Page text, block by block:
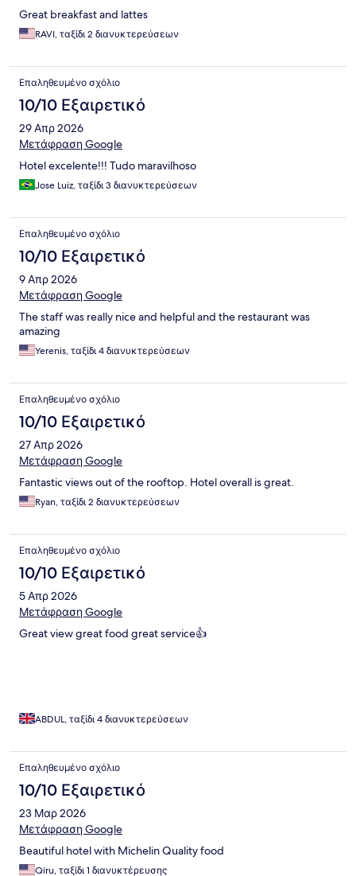
Great breakfast and lattes
RAVI, ταξίδι 2 διανυκτερεύσεων
Επαληθευμένο σχόλιο
10/10 Εξαιρετικό
29 Απρ 2026
Μετάφραση Google
Hotel excelente!!! Tudo maravilhoso
Jose Luiz, ταξίδι 3 διανυκτερεύσεων
Επαληθευμένο σχόλιο
10/10 Εξαιρετικό
9 Απρ 2026
Μετάφραση Google
The staff was really nice and helpful and the restaurant was
amazing
Yerenis, ταξίδι 4 διανυκτερεύσεων
Επαληθευμένο σχόλιο
10/10 Εξαιρετικό
27 Απρ 2026
Μετάφραση Google
Fantastic views out of the rooftop. Hotel overall is great.
Ryan, ταξίδι 2 διανυκτερεύσεων
Επαληθευμένο σχόλιο
10/10 Εξαιρετικό
5 Απρ 2026
Μετάφραση Google
Great view great food great service👍
ABDUL, ταξίδι 4 διανυκτερεύσεων
Επαληθευμένο σχόλιο
10/10 Εξαιρετικό
23 Μαρ 2026
Μετάφραση Google
Beautiful hotel with Michelin Quality food
Qiru, ταξίδι 1 διανυκτέρευσης